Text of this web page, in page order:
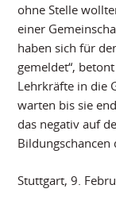
ohne Stelle
einer
haben sich für
gemeldet“,
Lehrkräfte in die
warten bis sie
das negativ auf
Stuttgart, 9.